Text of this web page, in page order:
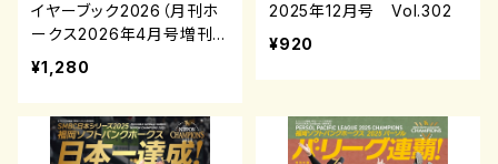
イヤーブック2026（月刊ホ
ークス2026年4月号増刊）
¥1,280
2025年12月号 Vol.302
¥920